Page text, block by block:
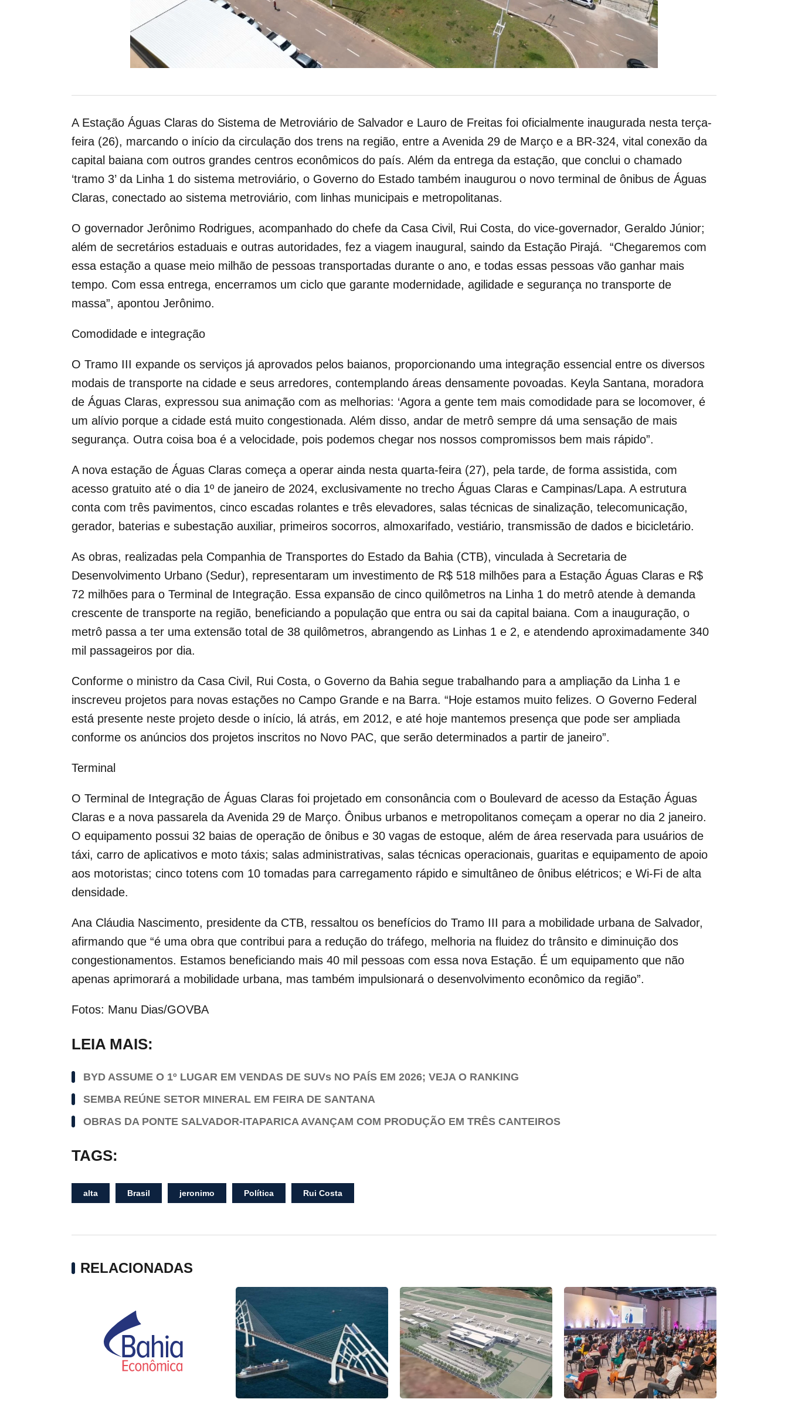
A Estação Águas Claras do Sistema de Metroviário de Salvador e Lauro de Freitas foi oficialmente inaugurada nesta terça-
feira (26), marcando o início da circulação dos trens na região, entre a Avenida 29 de Março e a BR-324, vital conexão da
capital baiana com outros grandes centros econômicos do país. Além da entrega da estação, que conclui o chamado
‘tramo 3’ da Linha 1 do sistema metroviário, o Governo do Estado também inaugurou o novo terminal de ônibus de Águas
Claras, conectado ao sistema metroviário, com linhas municipais e metropolitanas.
O governador Jerônimo Rodrigues, acompanhado do chefe da Casa Civil, Rui Costa, do vice-governador, Geraldo Júnior;
além de secretários estaduais e outras autoridades, fez a viagem inaugural, saindo da Estação Pirajá. “Chegaremos com
essa estação a quase meio milhão de pessoas transportadas durante o ano, e todas essas pessoas vão ganhar mais
tempo. Com essa entrega, encerramos um ciclo que garante modernidade, agilidade e segurança no transporte de
massa”, apontou Jerônimo.
Comodidade e integração
O Tramo III expande os serviços já aprovados pelos baianos, proporcionando uma integração essencial entre os diversos
modais de transporte na cidade e seus arredores, contemplando áreas densamente povoadas. Keyla Santana, moradora
de Águas Claras, expressou sua animação com as melhorias: ‘Agora a gente tem mais comodidade para se locomover, é
um alívio porque a cidade está muito congestionada. Além disso, andar de metrô sempre dá uma sensação de mais
segurança. Outra coisa boa é a velocidade, pois podemos chegar nos nossos compromissos bem mais rápido”.
A nova estação de Águas Claras começa a operar ainda nesta quarta-feira (27), pela tarde, de forma assistida, com
acesso gratuito até o dia 1º de janeiro de 2024, exclusivamente no trecho Águas Claras e Campinas/Lapa. A estrutura
conta com três pavimentos, cinco escadas rolantes e três elevadores, salas técnicas de sinalização, telecomunicação,
gerador, baterias e subestação auxiliar, primeiros socorros, almoxarifado, vestiário, transmissão de dados e bicicletário.
As obras, realizadas pela Companhia de Transportes do Estado da Bahia (CTB), vinculada à Secretaria de
Desenvolvimento Urbano (Sedur), representaram um investimento de R$ 518 milhões para a Estação Águas Claras e R$
72 milhões para o Terminal de Integração. Essa expansão de cinco quilômetros na Linha 1 do metrô atende à demanda
crescente de transporte na região, beneficiando a população que entra ou sai da capital baiana. Com a inauguração, o
metrô passa a ter uma extensão total de 38 quilômetros, abrangendo as Linhas 1 e 2, e atendendo aproximadamente 340
mil passageiros por dia.
Conforme o ministro da Casa Civil, Rui Costa, o Governo da Bahia segue trabalhando para a ampliação da Linha 1 e
inscreveu projetos para novas estações no Campo Grande e na Barra. “Hoje estamos muito felizes. O Governo Federal
está presente neste projeto desde o início, lá atrás, em 2012, e até hoje mantemos presença que pode ser ampliada
conforme os anúncios dos projetos inscritos no Novo PAC, que serão determinados a partir de janeiro”.
Terminal
O Terminal de Integração de Águas Claras foi projetado em consonância com o Boulevard de acesso da Estação Águas
Claras e a nova passarela da Avenida 29 de Março. Ônibus urbanos e metropolitanos começam a operar no dia 2 janeiro.
O equipamento possui 32 baias de operação de ônibus e 30 vagas de estoque, além de área reservada para usuários de
táxi, carro de aplicativos e moto táxis; salas administrativas, salas técnicas operacionais, guaritas e equipamento de apoio
aos motoristas; cinco totens com 10 tomadas para carregamento rápido e simultâneo de ônibus elétricos; e Wi-Fi de alta
densidade.
Ana Cláudia Nascimento, presidente da CTB, ressaltou os benefícios do Tramo III para a mobilidade urbana de Salvador,
afirmando que “é uma obra que contribui para a redução do tráfego, melhoria na fluidez do trânsito e diminuição dos
congestionamentos. Estamos beneficiando mais 40 mil pessoas com essa nova Estação. É um equipamento que não
apenas aprimorará a mobilidade urbana, mas também impulsionará o desenvolvimento econômico da região”.
Fotos: Manu Dias/GOVBA
LEIA MAIS:
BYD ASSUME O 1º LUGAR EM VENDAS DE SUVs NO PAÍS EM 2026; VEJA O RANKING
SEMBA REÚNE SETOR MINERAL EM FEIRA DE SANTANA
OBRAS DA PONTE SALVADOR-ITAPARICA AVANÇAM COM PRODUÇÃO EM TRÊS CANTEIROS
TAGS:
alta Brasil jeronimo Política Rui Costa
RELACIONADAS